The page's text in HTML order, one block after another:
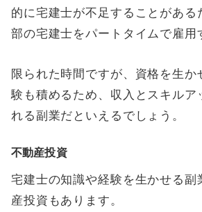
的に宅建士が不足することがある
部の宅建士をパートタイムで雇用
限られた時間ですが、資格を生か
験も積めるため、収入とスキルア
れる副業だといえるでしょう。
不動産投資
宅建士の知識や経験を生かせる副
産投資もあります。